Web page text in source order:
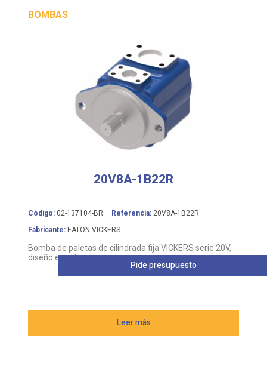
BOMBAS
20V8A-1B22R
Código: 02-137104-BR Referencia: 20V8A-1B22R
Fabricante: EATON VICKERS
Bomba de paletas de cilindrada fija VICKERS serie 20V,
diseño equilibrado
Leer más
Pide presupuesto